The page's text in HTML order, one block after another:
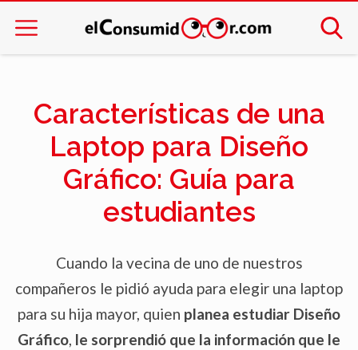
Características de una
Laptop para Diseño
Gráfico: Guía para
estudiantes
Cuando la vecina de uno de nuestros
compañeros le pidió ayuda para elegir una laptop
para su hija mayor, quien planea estudiar Diseño
Gráfico, le sorprendió que la información que le